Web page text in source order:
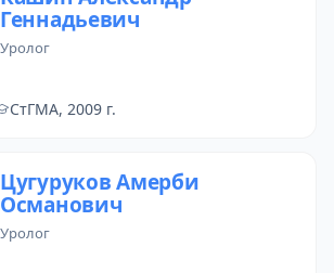
Геннадьевич
уролог
СтГМА, 2009 г.
Цугуруков Амерби
Османович
уролог